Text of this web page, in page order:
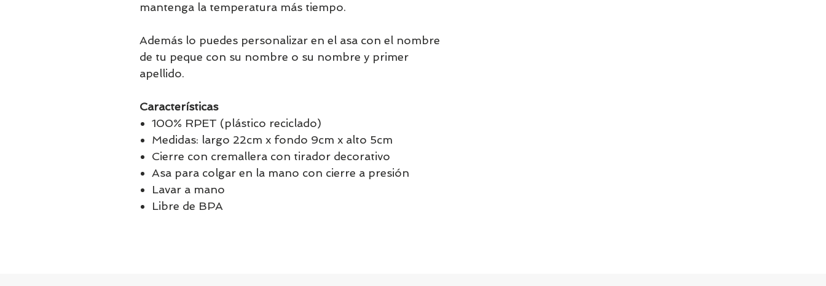
mantenga la temperatura más tiempo.
Además lo puedes personalizar en el asa con el nombre
de tu peque con su nombre o su nombre y primer
apellido.
Características
100% RPET (plástico reciclado)
Medidas: largo 22cm x fondo 9cm x alto 5cm
Cierre con cremallera con tirador decorativo
Asa para colgar en la mano con cierre a presión
Lavar a mano
Libre de BPA